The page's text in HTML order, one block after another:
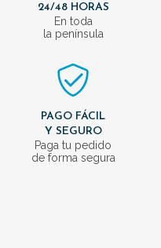
24/48 HORAS
En toda
la península
PAGO FÁCIL
Y SEGURO
Paga tu pedido
de forma segura